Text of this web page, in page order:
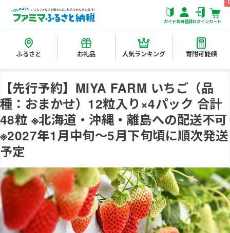
ガイド会員登録ログインカート
ふるさと お礼品 人気ランキング 寄附可能額
【先行予約】MIYA FARM いちご（品
種：おまかせ）12粒入り×4パック 合計
48粒 ※北海道・沖縄・離島への配送不可
※2027年1月中旬～5月下旬頃に順次発送
予定